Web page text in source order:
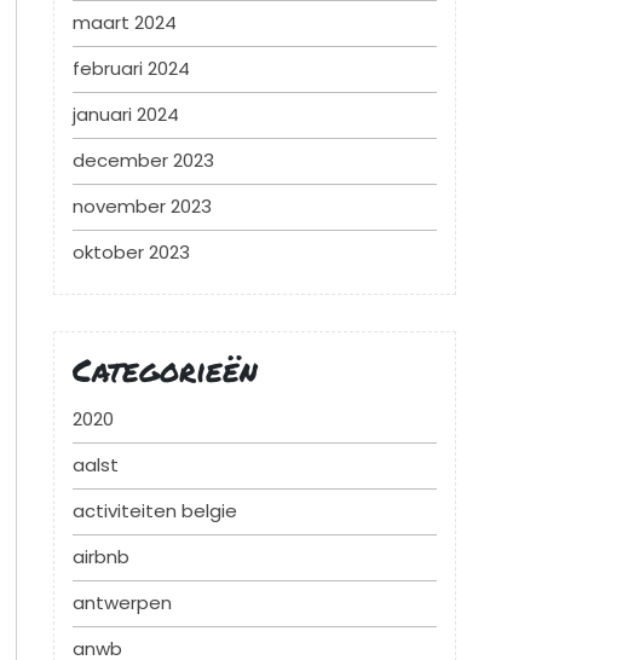
maart 2024
februari 2024
januari 2024
december 2023
november 2023
oktober 2023
Categorieën
2020
aalst
activiteiten belgie
airbnb
antwerpen
anwb